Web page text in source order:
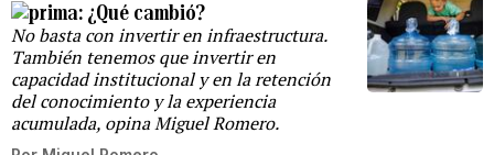
¿Qué cambió?
No basta con invertir en infraestructura.
También tenemos que invertir en
capacidad institucional y en la retención
del conocimiento y la experiencia
acumulada, opina Miguel Romero.